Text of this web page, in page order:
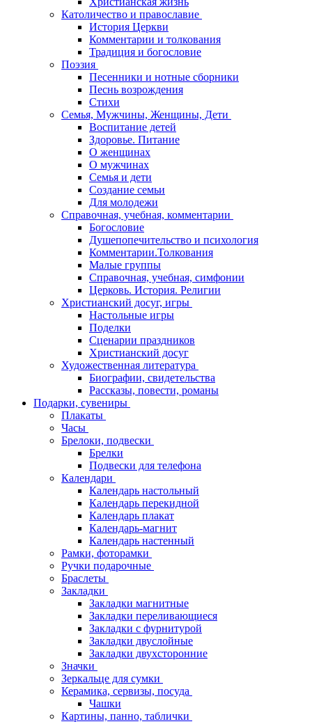
Католичество и православие
История Церкви
Комментарии и толкования
Традиция и богословие
Поэзия
Песенники и нотные сборники
Песнь возрождения
Стихи
Семья, Мужчины, Женщины, Дети
Воспитание детей
Здоровье. Питание
О женщинах
О мужчинах
Семья и дети
Создание семьи
Для молодежи
Справочная, учебная, комментарии
Богословие
Душепопечительство и психология
Комментарии.Толкования
Малые группы
Справочная, учебная, симфонии
Церковь. История. Религии
Христианский досуг, игры
Настольные игры
Поделки
Сценарии праздников
Христианский досуг
Художественная литература
Биографии, свидетельства
Рассказы, повести, романы
Подарки, сувениры
Плакаты
Часы
Брелоки, подвески
Брелки
Подвески для телефона
Календари
Календарь настольный
Календарь перекидной
Календарь плакат
Календарь-магнит
Календарь настенный
Рамки, фоторамки
Ручки подарочные
Браслеты
Закладки
Закладки магнитные
Закладки переливающиеся
Закладки с фурнитурой
Закладки двуслойные
Закладки двухсторонние
Значки
Зеркальце для сумки
Керамика, сервизы, посуда
Чашки
Картины, панно, таблички